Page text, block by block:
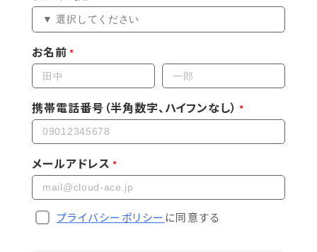
お名前
携帯電話番号（半角数字、ハイフンなし）
メールアドレス
プライバシーポリシー に同意する